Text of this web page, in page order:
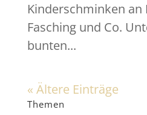
Kinderschminken an
Fasching und Co.
bunten...
« Ältere Einträge
Themen